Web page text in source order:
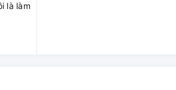
là làm